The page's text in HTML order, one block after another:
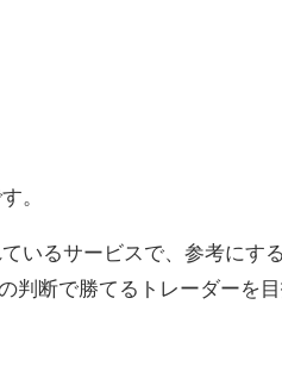
。
いるサービスで、参考にす
判断で勝てるトレーダーを